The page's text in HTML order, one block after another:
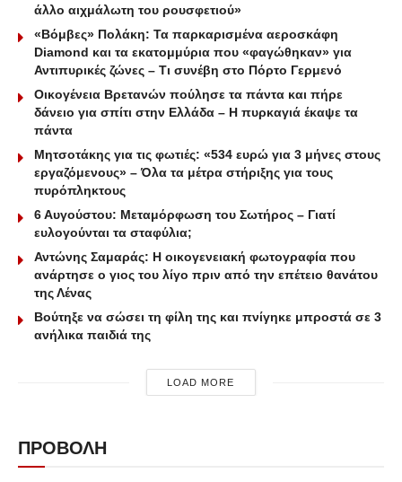
άλλο αιχμάλωτη του ρουσφετιού»
«Βόμβες» Πολάκη: Τα παρκαρισμένα αεροσκάφη
Diamond και τα εκατομμύρια που «φαγώθηκαν» για
Αντιπυρικές ζώνες – Τι συνέβη στο Πόρτο Γερμενό
Οικογένεια Βρετανών πούλησε τα πάντα και πήρε
δάνειο για σπίτι στην Ελλάδα – Η πυρκαγιά έκαψε τα
πάντα
Μητσοτάκης για τις φωτιές: «534 ευρώ για 3 μήνες στους
εργαζόμενους» – Όλα τα μέτρα στήριξης για τους
πυρόπληκτους
6 Αυγούστου: Μεταμόρφωση του Σωτήρος – Γιατί
ευλογούνται τα σταφύλια;
Αντώνης Σαμαράς: Η οικογενειακή φωτογραφία που
ανάρτησε ο γιος του λίγο πριν από την επέτειο θανάτου
της Λένας
Βούτηξε να σώσει τη φίλη της και πνίγηκε μπροστά σε 3
ανήλικα παιδιά της
LOAD MORE
ΠΡΟΒΟΛΗ